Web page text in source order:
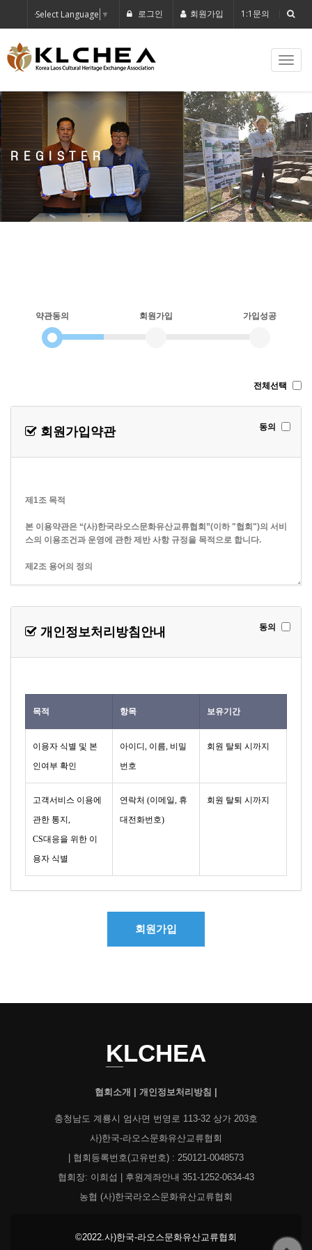
Select Language ▼ 로그인 회원가입 1:1문의
Toggle
REGISTER
약관동의 회원가입 가입성공
전체선택
회원가입약관 동의
개인정보처리방침안내
목적 항목 보유기간
이용자 식별 및 본
인여부 확인
아이디, 이름, 비밀
번호
회원 탈퇴 시까지
고객서비스 이용에
관한 통지,
CS대응을 위한 이
용자 식별
연락처 (이메일, 휴
대전화번호)
회원 탈퇴 시까지
동의
KLCHEA
협회소개 개인정보처리방침
충청남도 계룡시 엄사면 번영로 113-32 상가 203호
사)한국-라오스문화유산교류협회
| 협회등록번호(고유번호) : 250121-0048573
협회장: 이희섭 | 후원계좌안내 351-1252-0634-43
농협 (사)한국라오스문화유산교류협회
©2022.사)한국-라오스문화유산교류협회